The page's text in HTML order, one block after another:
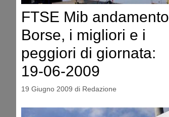
FTSE Mib andamento
Borse, i migliori e i
peggiori di giornata:
19-06-2009
19 Giugno 2009 di Redazione